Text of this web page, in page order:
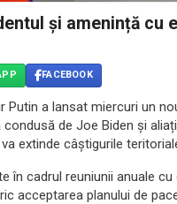
și amenință cu
FACEBOOK
Putin a lansat miercuri un
de Joe Biden și
extinde câștigurile
în cadrul reuniunii anuale
acceptarea planului de